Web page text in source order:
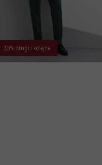
-30% drugi i kolejne